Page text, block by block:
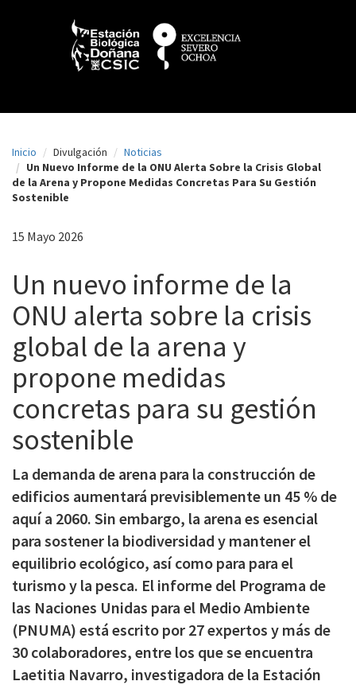
g
Inicio Divulgación
Noticias
Un Nuevo Informe de la ONU Alerta Sobre la Crisis Global
de la Arena y Propone Medidas Concretas Para Su Gestión
Sostenible
15 Mayo 2026
Un nuevo informe de la
ONU alerta sobre la crisis
global de la arena y
propone medidas
concretas para su gestión
sostenible
La demanda de arena para la construcción de
edificios aumentará previsiblemente un 45 % de
aquí a 2060. Sin embargo, la arena es esencial
para sostener la biodiversidad y mantener el
equilibrio ecológico, así como para para el
turismo y la pesca. El informe del Programa de
las Naciones Unidas para el Medio Ambiente
(PNUMA) está escrito por 27 expertos y más de
30 colaboradores, entre los que se encuentra
Laetitia Navarro, investigadora de la Estación